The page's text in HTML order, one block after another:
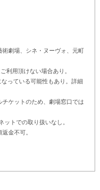
術劇場、シネ・ヌーヴォ、元町
利用頂けない場合あり。
っている可能性もあり。詳細
ケットのため、劇場窓口では
ットでの取り扱いなし。
返金不可。